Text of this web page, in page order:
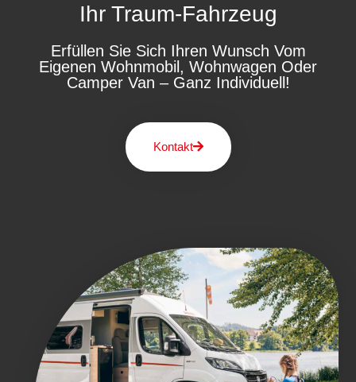
Ihr Traum-Fahrzeug
Erfüllen Sie Sich Ihren Wunsch Vom
Eigenen Wohnmobil, Wohnwagen Oder
Camper Van – Ganz Individuell!
Kontakt